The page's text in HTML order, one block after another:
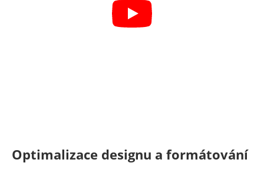
Optimalizace designu a formátování